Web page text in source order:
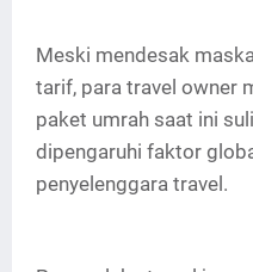
Meski mendesak
tarif, para travel owner
paket umrah saat ini
dipengaruhi faktor
penyelenggara travel.